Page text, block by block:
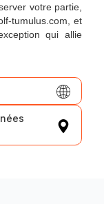
votre partie,
tumulus.com, et
qui allie